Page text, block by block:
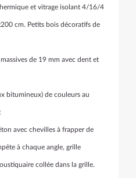
et vitrage isolant 4/16/4
cm. Petits bois décoratifs de
de 19 mm avec dent et
bitumineux) de couleurs au
avec chevilles à frapper de
à chaque angle, grille
collée dans la grille.